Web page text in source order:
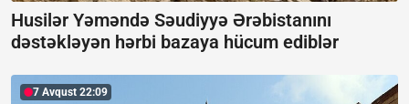
Husilər Yəməndə Səudiyyə Ərəbistanını
dəstəkləyən hərbi bazaya hücum ediblər
7 Avqust 22:09